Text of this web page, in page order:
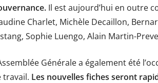
Il est aujourd’hui en outre
Charlet, Michèle Decaillon,
Sophie Luengo, Alain Martin-
Générale a également été
travail. Les nouvelles fiches seront